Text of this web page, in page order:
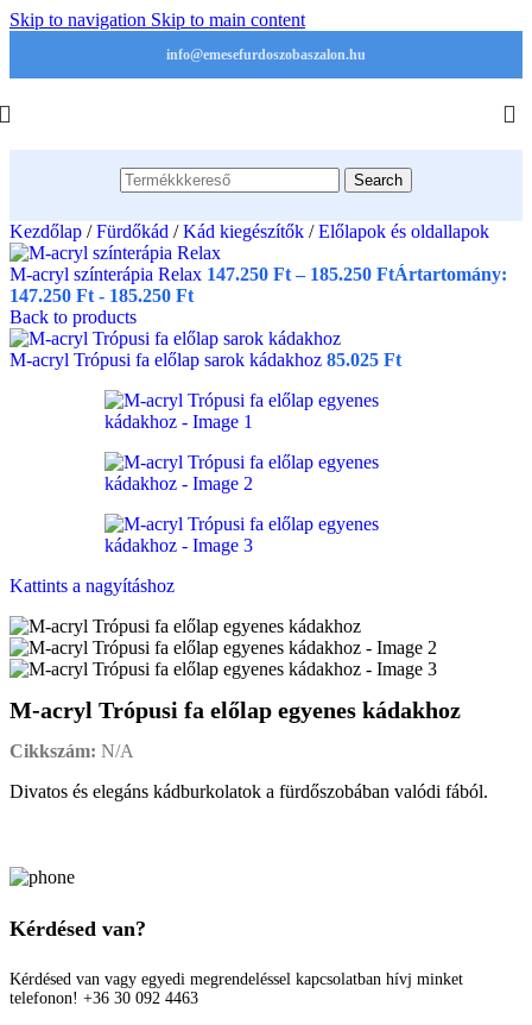
Skip to navigation Skip to main content
info@emesefurdoszobaszalon.hu
Search
Kezdőlap / Fürdőkád / Kád kiegészítők / Előlapok és oldallapok
M-acryl színterápia Relax 147.250 Ft – 185.250 FtÁrtartomány:
147.250 Ft - 185.250 Ft
Back to products
M-acryl Trópusi fa előlap sarok kádakhoz 85.025 Ft
Kattints a nagyításhoz
M-acryl Trópusi fa előlap egyenes kádakhoz
Cikkszám: N/A
Divatos és elegáns kádburkolatok a fürdőszobában valódi fából.
Kérdésed van?
Kérdésed van vagy egyedi megrendeléssel kapcsolatban hívj minket
telefonon! +36 30 092 4463